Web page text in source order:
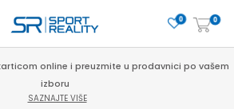
0
0
online i preuzmite u prodavnici po vašem
izboru
SAZNAJTE VIŠE